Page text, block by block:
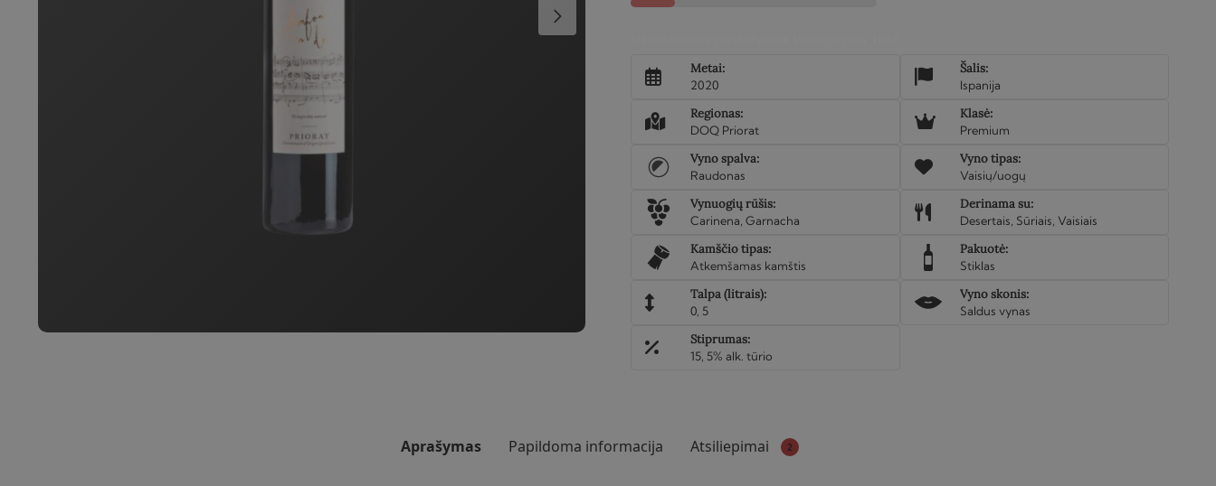
Dolc
Metai:
2020
Šalis:
Ispanija
Regionas:
DOQ Priorat
Klasė:
Premium
Vyno spalva:
Raudonas
Vyno tipas:
Vaisių/uogų
Vynuogių rūšis:
Carinena, Garnacha
Derinama su:
Desertais, Sūriais, Vaisiais
Kamščio tipas:
Atkemšamas kamštis
Pakuotė:
Stiklas
Talpa (litrais):
0, 5
Vyno skonis:
Saldus vynas
Stiprumas:
15, 5% alk. tūrio
Aprašymas Papildoma informacija Atsiliepimai 2